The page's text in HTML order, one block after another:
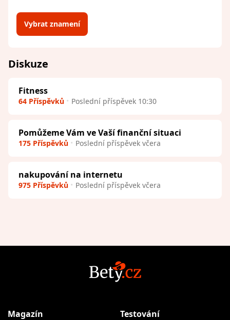
Vybrat znamení
Diskuze
Fitness
64 Příspěvků Poslední příspěvek 10:30
Pomůžeme Vám ve Vaší finanční situaci
175 Příspěvků Poslední příspěvek včera
nakupování na internetu
975 Příspěvků Poslední příspěvek včera
Magazín Testování